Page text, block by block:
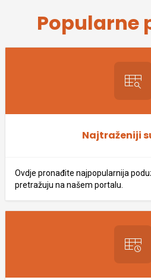
Popularne
Najtraženiji
Ovdje pronađite najpopularnija
pretražuju na našem portalu.